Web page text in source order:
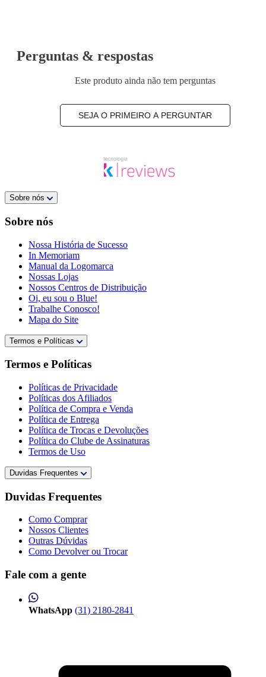
Perguntas & respostas
Este produto ainda não tem perguntas
SEJA O PRIMEIRO A PERGUNTAR
Sobre nós
Sobre nós
Nossa História de Sucesso
In Memoriam
Manual da Logomarca
Nossas Lojas
Nossos Centros de Distribuição
Oi, eu sou o Blue!
Trabalhe Conosco!
Mapa do Site
Termos e Políticas
Termos e Políticas
Políticas de Privacidade
Políticas dos Afiliados
Política de Compra e Venda
Política de Entrega
Política de Trocas e Devoluções
Política do Clube de Assinaturas
Termos de Uso
Duvidas Frequentes
Duvidas Frequentes
Como Comprar
Nossos Clientes
Outras Dúvidas
Como Devolver ou Trocar
Fale com a gente
WhatsApp (31) 2180-2841